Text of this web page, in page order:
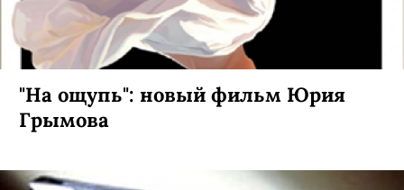
"На ощупь": новый фильм Юрия
Грымова